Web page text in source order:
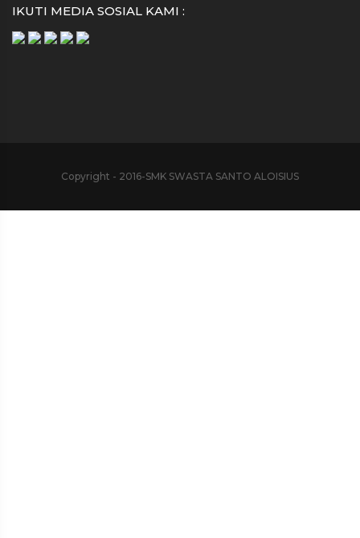
IKUTI MEDIA SOSIAL KAMI :
Copyright - 2016-SMK SWASTA SANTO ALOISIUS